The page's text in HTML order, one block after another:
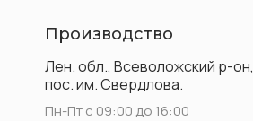
Производство
Пн-Пт с 09:00 до 16:00
Лен. обл., Всеволожский р-он,
пос. им. Свердлова.